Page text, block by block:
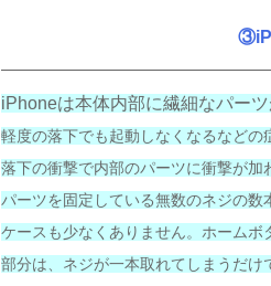
iPhoneは本体内部に繊細なパーツ
軽度の落下でも起動しなくなるなどの
落下の衝撃で内部のパーツに衝撃が加
パーツを固定している無数のネジの数
ケースも少なくありません。ホームボ
部分は、ネジが一本取れてしまうだけ